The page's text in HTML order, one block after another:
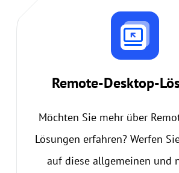
Remote-Desktop-
Möchten Sie mehr über
Lösungen erfahren? Werfen
auf diese allgemeinen und